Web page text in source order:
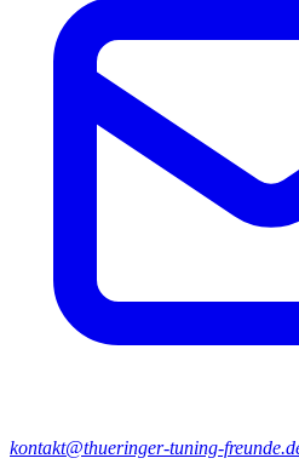
kontakt@thueringer-tuning-